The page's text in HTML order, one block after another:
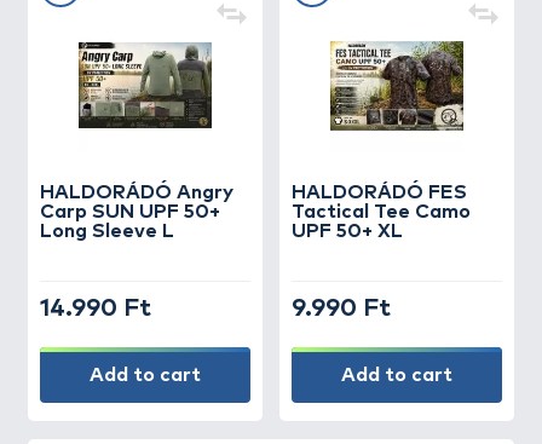
HALDORÁDÓ Angry
Carp SUN UPF 50+
Long Sleeve L
14.990 Ft
Add to cart
HALDORÁDÓ FES
Tactical Tee Camo
UPF 50+ XL
9.990 Ft
Add to cart